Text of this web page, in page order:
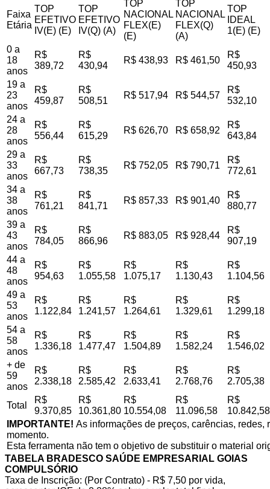
Faixa
Etária
TOP
EFETIVO
IV(E) (E)
TOP
EFETIVO
IV(Q) (A)
TOP
NACIONAL
FLEX(E)
(E)
TOP
NACIONAL
FLEX(Q)
(A)
TOP
IDEAL
1(E) (E)
0 a
18
anos
R$
389,72
R$
430,94
R$ 438,93 R$ 461,50
R$
450,93
19 a
23
anos
R$
459,87
R$
508,51
R$ 517,94 R$ 544,57
R$
532,10
24 a
28
anos
R$
556,44
R$
615,29
R$ 626,70 R$ 658,92
R$
643,84
29 a
33
anos
R$
667,73
R$
738,35
R$ 752,05 R$ 790,71
R$
772,61
34 a
38
anos
R$
761,21
R$
841,71
R$ 857,33 R$ 901,40
R$
880,77
39 a
43
anos
R$
784,05
R$
866,96
R$ 883,05 R$ 928,44
R$
907,19
44 a
48
anos
R$
954,63
R$
1.055,58
R$
1.075,17
R$
1.130,43
R$
1.104,56
49 a
53
anos
R$
1.122,84
R$
1.241,57
R$
1.264,61
R$
1.329,61
R$
1.299,18
54 a
58
anos
R$
1.336,18
R$
1.477,47
R$
1.504,89
R$
1.582,24
R$
1.546,02
+ de
59
anos
R$
2.338,18
R$
2.585,42
R$
2.633,41
R$
2.768,76
R$
2.705,38
Total
R$
9.370,85
R$
10.361,80
R$
10.554,08
R$
11.096,58
R$
10.842,58
IMPORTANTE! As informações de preços, carências,
momento.
Esta ferramenta não tem o objetivo de substituir o material
TABELA BRADESCO SAÚDE EMPRESARIAL GOIAS
COMPULSÓRIO
Taxa de Inscrição: (Por Contrato) - R$ 7,50 por vida,